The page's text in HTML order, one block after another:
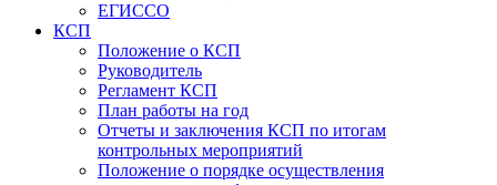
ЕГИССО
КСП
Положение о КСП
Руководитель
Регламент КСП
План работы на год
Отчеты и заключения КСП по итогам
контрольных мероприятий
Положение о порядке осуществления